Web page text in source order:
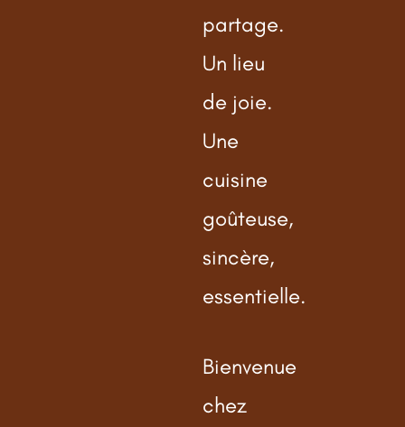
partage.
Un lieu
de joie.
Une
cuisine
goûteuse,
sincère,
essentielle.
Bienvenue
chez